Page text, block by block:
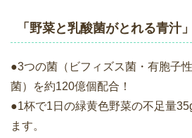
「野菜と乳酸菌がとれる青汁
●3つの菌（ビフィズス菌・有胞子
菌）を約120億個配合！
●1杯で1日の緑黄色野菜の不足量
ます。